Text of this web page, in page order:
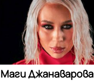
Маги Джанаварова